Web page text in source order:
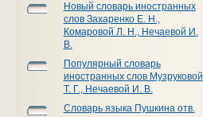
Новый словарь иностранных
слов Захаренко Е. Н.,
Комаровой Л. Н., Нечаевой И.
В.
Популярный словарь
иностранных слов Музруковой
Т. Г., Нечаевой И. В.
Словарь языка Пушкина отв.